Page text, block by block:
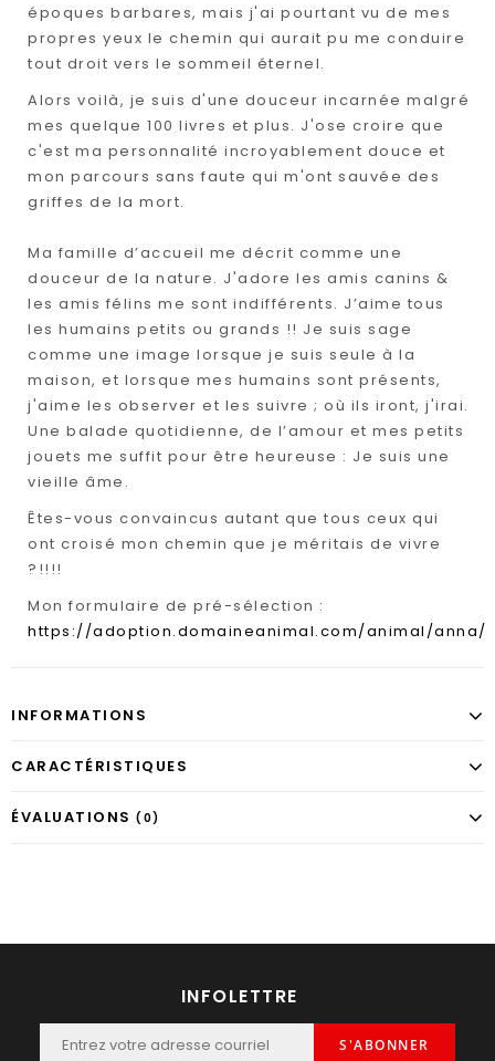
époques barbares, mais j'ai pourtant vu de mes
propres yeux le chemin qui aurait pu me conduire
tout droit vers le sommeil éternel.
Alors voilà, je suis d'une douceur incarnée malgré
mes quelque 100 livres et plus. J'ose croire que
c'est ma personnalité incroyablement douce et
mon parcours sans faute qui m'ont sauvée des
griffes de la mort.
Ma famille d’accueil me décrit comme une
douceur de la nature. J'adore les amis canins &
les amis félins me sont indifférents. J’aime tous
les humains petits ou grands !! Je suis sage
comme une image lorsque je suis seule à la
maison, et lorsque mes humains sont présents,
j'aime les observer et les suivre ; où ils iront, j'irai.
Une balade quotidienne, de l’amour et mes petits
jouets me suffit pour être heureuse : Je suis une
vieille âme.
Êtes-vous convaincus autant que tous ceux qui
ont croisé mon chemin que je méritais de vivre
?!!!!
Mon formulaire de pré-sélection :
https://adoption.domaineanimal.com/animal/anna/
INFORMATIONS
CARACTÉRISTIQUES
ÉVALUATIONS (0)
INFOLETTRE
S'ABONNER